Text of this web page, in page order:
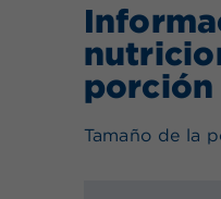
porción
Tamaño de la